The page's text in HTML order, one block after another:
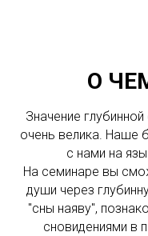
О
Значение
очень велика. Наше
с нами на
На семинаре вы
души через
"сны наяву",
сновидениями в